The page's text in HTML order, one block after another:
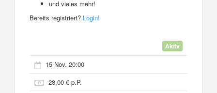
und vieles mehr!
Bereits registriert? Login!
Aktiv
15 Nov. 20:00
28,00 € p.P.